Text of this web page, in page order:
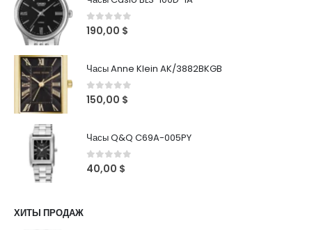
0out of 5
190,00 $
Часы Anne Klein AK/3882BKGB
0out of 5
150,00 $
Часы Q&Q C69A-005PY
0 out of 5
40,00 $
ХИТЫ ПРОДАЖ